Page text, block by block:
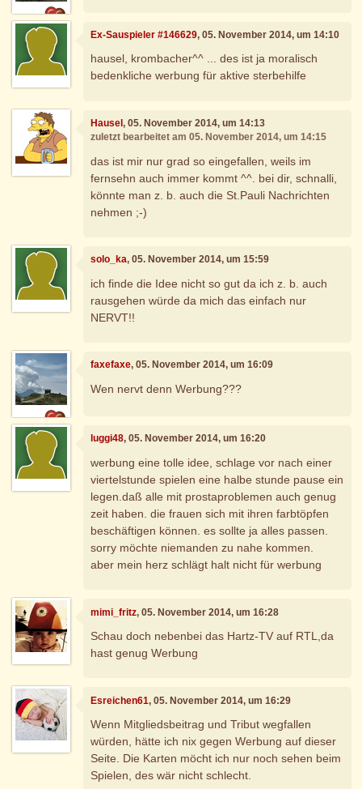
Ex-Sauspieler #146629, 05. November 2014, um 14:10
hausel, krombacher^^ ... des ist ja moralisch
bedenkliche werbung für aktive sterbehilfe
Hausel, 05. November 2014, um 14:13
zuletzt bearbeitet am 05. November 2014, um 14:15
das ist mir nur grad so eingefallen, weils im
fernsehn auch immer kommt ^^. bei dir, schnalli,
könnte man z. b. auch die St.Pauli Nachrichten
nehmen ;-)
solo_ka, 05. November 2014, um 15:59
ich finde die Idee nicht so gut da ich z. b. auch
rausgehen würde da mich das einfach nur
NERVT!!
faxefaxe, 05. November 2014, um 16:09
Wen nervt denn Werbung???
luggi48, 05. November 2014, um 16:20
werbung eine tolle idee, schlage vor nach einer
viertelstunde spielen eine halbe stunde pause ein
legen.daß alle mit prostaproblemen auch genug
zeit haben. die frauen sich mit ihren farbtöpfen
beschäftigen können. es sollte ja alles passen.
sorry möchte niemanden zu nahe kommen.
aber mein herz schlägt halt nicht für werbung
mimi_fritz, 05. November 2014, um 16:28
Schau doch nebenbei das Hartz-TV auf RTL,da
hast genug Werbung
Esreichen61, 05. November 2014, um 16:29
Wenn Mitgliedsbeitrag und Tribut wegfallen
würden, hätte ich nix gegen Werbung auf dieser
Seite. Die Karten möcht ich nur noch sehen beim
Spielen, des wär nicht schlecht.